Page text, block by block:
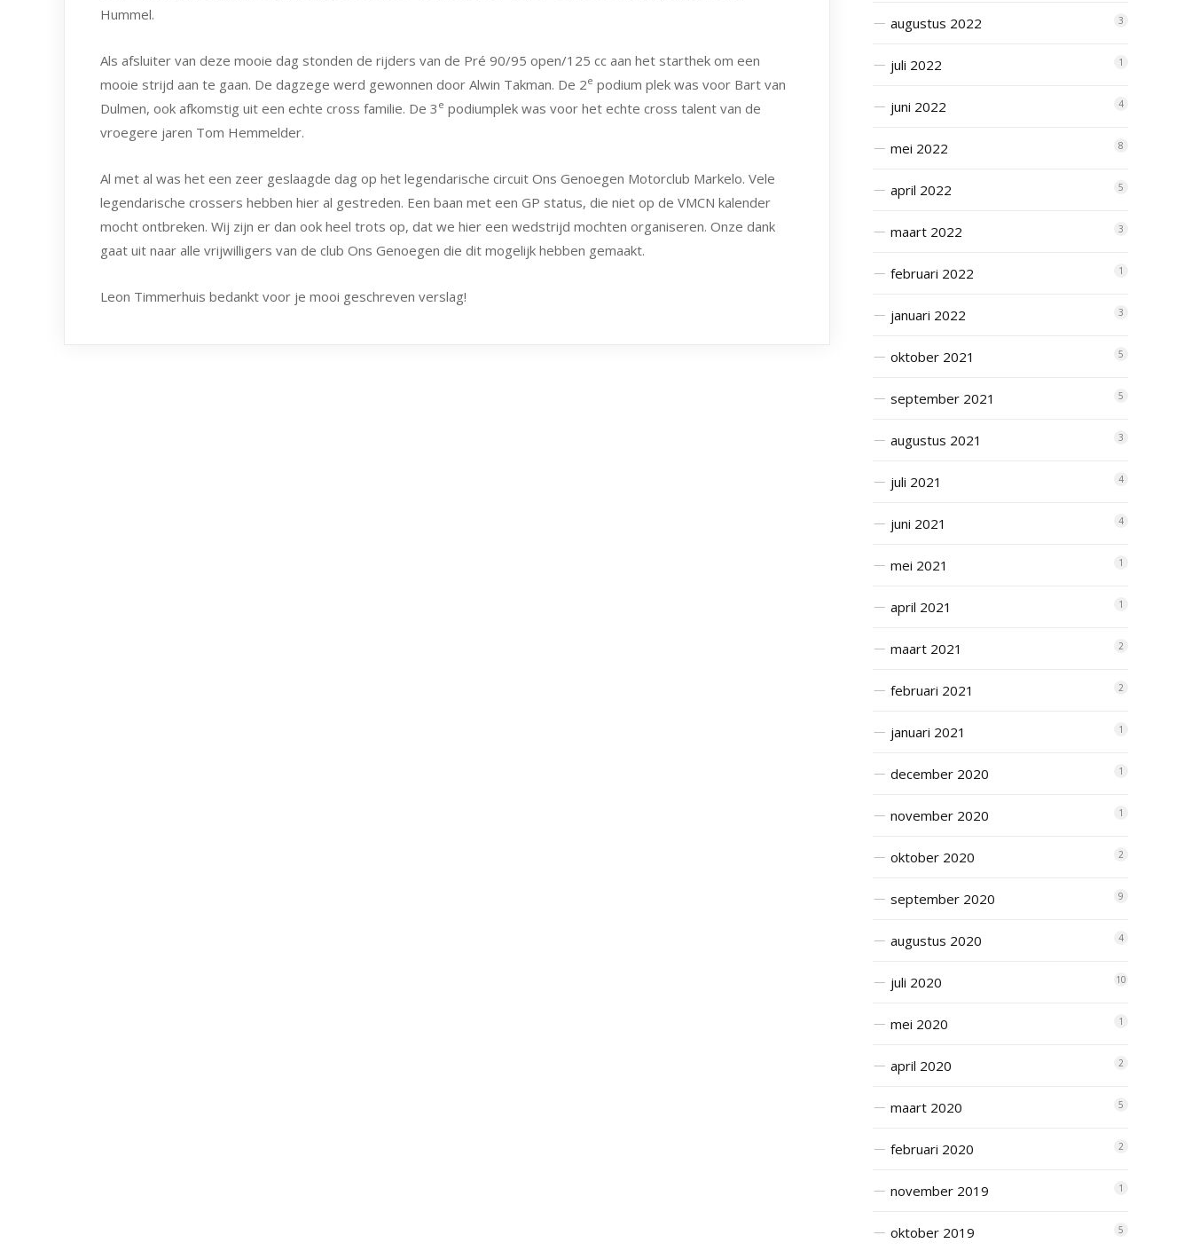
Hummel.
Als afsluiter van deze mooie dag stonden de rijders van de Pré 90/95 open/125 cc aan het starthek om een
mooie strijd aan te gaan. De dagzege werd gewonnen door Alwin Takman. De 2e podium plek was voor Bart van
Dulmen, ook afkomstig uit een echte cross familie. De 3 e podiumplek was voor het echte cross talent van de
vroegere jaren Tom Hemmelder.
Al met al was het een zeer geslaagde dag op het legendarische circuit Ons Genoegen Motorclub Markelo. Vele
legendarische crossers hebben hier al gestreden. Een baan met een GP status, die niet op de VMCN kalender
mocht ontbreken. Wij zijn er dan ook heel trots op, dat we hier een wedstrijd mochten organiseren. Onze dank
gaat uit naar alle vrijwilligers van de club Ons Genoegen die dit mogelijk hebben gemaakt.
Leon Timmerhuis bedankt voor je mooi geschreven verslag!
augustus 2022 3
juli 2022 1
juni 2022 4
mei 2022 8
april 2022 5
maart 2022 3
februari 2022 1
januari 2022 3
oktober 2021 5
september 2021 5
augustus 2021 3
juli 2021 4
juni 2021 4
mei 2021 1
april 2021 1
maart 2021 2
februari 2021 2
januari 2021 1
december 2020 1
november 2020 1
oktober 2020 2
september 2020 9
augustus 2020 4
juli 2020 10
mei 2020 1
april 2020 2
maart 2020 5
februari 2020 2
november 2019 1
oktober 2019 5